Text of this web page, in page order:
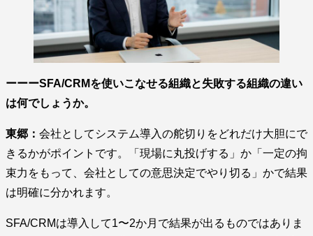
ーーーSFA/CRMを使いこなせる組織と失敗する組織の違い
は何でしょうか。
東郷： 会社としてシステム導入の舵切りをどれだけ大胆にで
きるかがポイントです。「現場に丸投げする」か「一定の拘
束力をもって、会社としての意思決定でやり切る」かで結果
は明確に分かれます。
SFA/CRMは導入して1〜2か月で結果が出るものではありま